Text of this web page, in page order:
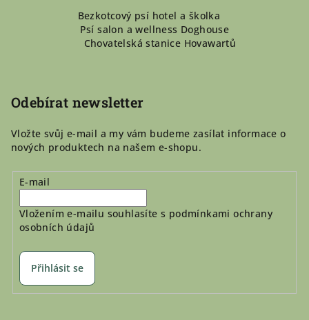
Bezkotcový psí hotel a školka
Psí salon a wellness Doghouse
Chovatelská stanice Hovawartů
Odebírat newsletter
Vložte svůj e-mail a my vám budeme zasílat informace o
nových produktech na našem e-shopu.
E-mail
Vložením e-mailu souhlasíte s podmínkami ochrany
osobních údajů
Přihlásit se